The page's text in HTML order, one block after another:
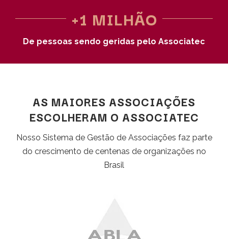
+1 MILHÃO
De pessoas sendo geridas pelo Associatec
AS MAIORES ASSOCIAÇÕES
ESCOLHERAM O ASSOCIATEC
Nosso Sistema de Gestão de Associações faz parte
do crescimento de centenas de organizações no
Brasil